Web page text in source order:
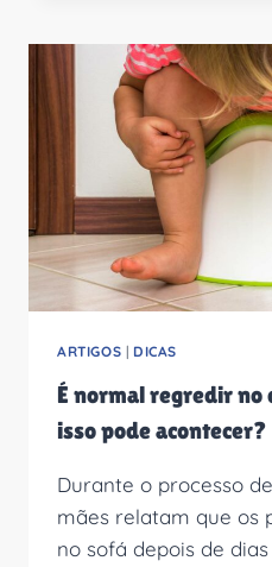
DA
CRIANÇA
SEM
CAUSAR
TRAUMAS?
ARTIGOS | DICAS
É normal regredir
isso pode acontecer?
Durante o processo
mães relatam que os
no sofá depois de